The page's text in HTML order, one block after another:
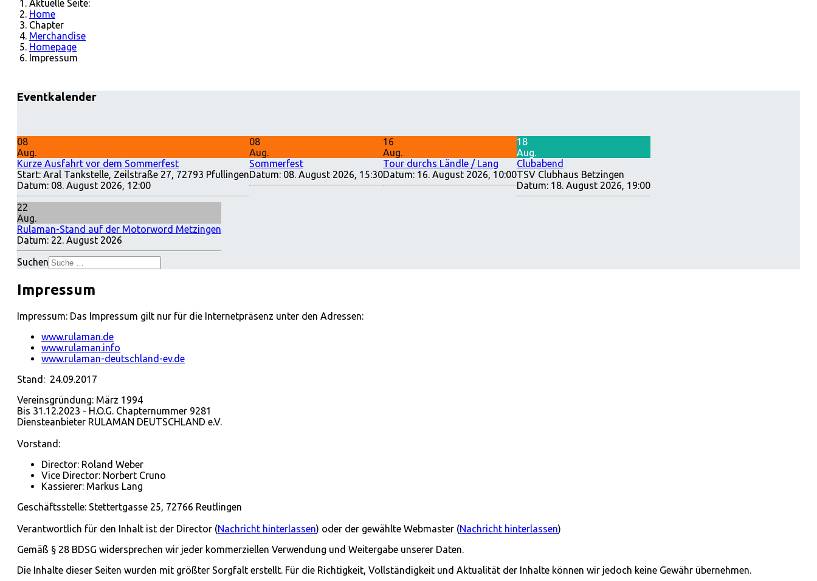
Aktuelle Seite:
Home
Chapter
Merchandise
Homepage
Impressum
Eventkalender
08
Aug.
Kurze Ausfahrt vor dem Sommerfest
Start: Aral Tankstelle, Zeilstraße 27, 72793 Pfullingen
Datum: 08. August 2026, 12:00
08
Aug.
Sommerfest
Datum: 08. August 2026, 15:30
16
Aug.
Tour durchs Ländle / Lang
Datum: 16. August 2026, 10:00
18
Aug.
Clubabend
TSV Clubhaus Betzingen
Datum: 18. August 2026, 19:00
22
Aug.
Rulaman-Stand auf der Motorword Metzingen
Datum: 22. August 2026
Suchen
Impressum
Impressum: Das Impressum gilt nur für die Internetpräsenz unter den Adressen:
www.rulaman.de
www.rulaman.info
www.rulaman-deutschland-ev.de
Stand: 24.09.2017
Vereinsgründung: März 1994
Bis 31.12.2023 - H.O.G. Chapternummer 9281
Diensteanbieter RULAMAN DEUTSCHLAND e.V.
Vorstand:
Director: Roland Weber
Vice Director: Norbert Cruno
Kassierer: Markus Lang
Geschäftsstelle: Stettertgasse 25, 72766 Reutlingen
Verantwortlich für den Inhalt ist der Director (Nachricht hinterlassen) oder der gewählte Webmaster (Nachricht hinterlassen)
Gemäß § 28 BDSG widersprechen wir jeder kommerziellen Verwendung und Weitergabe unserer Daten.
Die Inhalte dieser Seiten wurden mit größter Sorgfalt erstellt. Für die Richtigkeit, Vollständigkeit und Aktualität der Inhalte können wir jedoch keine Gewähr übernehmen.